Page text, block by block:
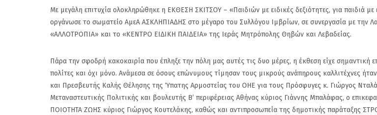
Με μεγάλη επιτυχία ολοκληρώθηκε η ΕΚΘΕΣΗ ΣΚΙΤΣΟΥ – «Παιδιών με ειδικές δεξιότητες, για παιδιά με
οργάνωσε το σωματείο ΑμεΑ ΑΣΚΛΗΠΙΑΔΗΣ στο μέγαρο του Συλλόγου Ιμβρίων, σε συνεργασία με την
«ΑΛΛΟΤΡΟΠΙΑ» και το «ΚΕΝΤΡΟ ΕΙΔΙΚΗ ΠΑΙΔΕΙΑ» της Ιεράς Μητρόπολης Θηβών και Λεβαδείας.
Πάρα την σφοδρή κακοκαιρία που έπληξε την πόλη μας αυτές τις δυο μέρες, η έκθεση είχε σημαντική
πολίτες και όχι μόνο. Ανάμεσα σε όσους επώνυμους τίμησαν τους μικρούς ανάπηρους καλλιτέχνες
και Πρεσβευτής Καλής Θέλησης της Ύπατης Αρμοστείας του ΟΗΕ για τους Πρόσφυγες κ. Γιώργος
Μεταναστευτικής Πολιτικής και βουλευτής Β’ περιφέρειας Αθήνας κύριος Γιάννης Μπαλάφας, ο
ΠΟΙΟΤΗΤΑ ΖΩΗΣ κύριος Γιώργος Κουτελάκης, καθώς και αντιπροσωπεία της δημοτικής παράταξης